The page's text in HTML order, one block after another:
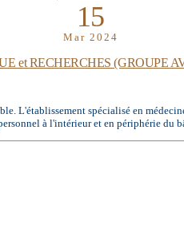
15
Mar 2024
et RECHERCHES (GROUPE
L'établissement spécialisé en
à l'intérieur et en périphérie du